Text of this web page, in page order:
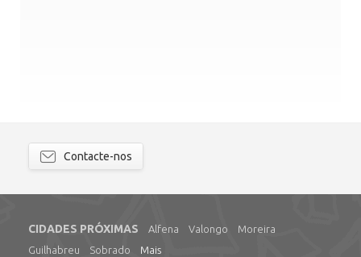
Contacte-nos
CIDADES PRÓXIMAS Alfena Valongo
Moreira
Guilhabreu
Sobrado Mais